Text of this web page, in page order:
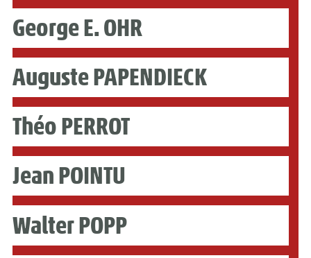
George E. OHR
Auguste PAPENDIECK
Théo PERROT
Jean POINTU
Walter POPP